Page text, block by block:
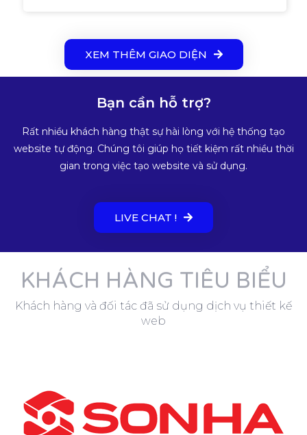
XEM THÊM GIAO DIỆN
Bạn cần hỗ trợ?
Rất nhiều khách hàng thật sự hài lòng với hệ thống tạo
website tự động. Chúng tôi giúp họ tiết kiệm rất nhiều thời
gian trong việc tạo website và sử dụng.
LIVE CHAT !
KHÁCH HÀNG TIÊU BIỂU
Khách hàng và đối tác đã sử dụng dịch vụ thiết kế
web